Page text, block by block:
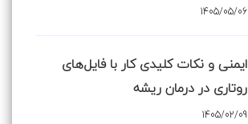
1405/05/06
ایمنی و نکات کلیدی کار با فایل‌های
روتاری در درمان ریشه
1405/02/09